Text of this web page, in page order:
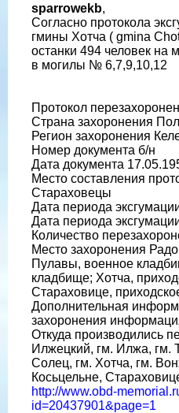
sparrowekb,
Согласно протокола
гмины Хотча ( gminа
останки 494 человек на
в могилы № 6,7,9,10,12
Протокол
Страна захоронения
Регион захоронения
Номер документа б/н
Дата документа
Место составления
Стараховецы
Дата периода
Дата периода
Количество
Место захоронения
Пулавы, военное
кладбище; Хотча,
Стараховице,
Дополнительная
захоронения
Откуда производились
Илжецкий, гм. Илжа, гм.
Солец, гм. Хотча, гм.
Косьцельне,
http://www.obd-
id=20437901&page=1